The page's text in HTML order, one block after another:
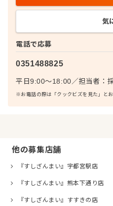
電話で応募
0351488825
平日9:00～18:00／担当者：
※お電話の際は「クックビズを見た」と
気
他の募集店舗
『すしざんまい』宇都宮駅店
『すしざんまい』熊本下通り店
『すしざんまい』すすきの店